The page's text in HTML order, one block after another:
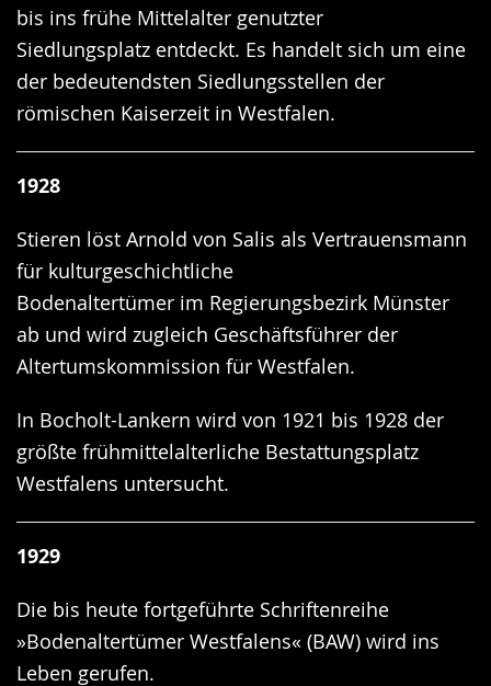
bis ins frühe Mittelalter genutzter
Siedlungsplatz entdeckt. Es handelt sich um eine
der bedeutendsten Siedlungsstellen der
römischen Kaiserzeit in Westfalen.
1928
Stieren löst Arnold von Salis als Vertrauensmann
für kulturgeschichtliche
Bodenaltertümer im Regierungsbezirk Münster
ab und wird zugleich Geschäftsführer der
Altertumskommission für Westfalen.
In Bocholt-Lankern wird von 1921 bis 1928 der
größte frühmittelalterliche Bestattungsplatz
Westfalens untersucht.
1929
Die bis heute fortgeführte Schriftenreihe
»Bodenaltertümer Westfalens« (BAW) wird ins
Leben gerufen.